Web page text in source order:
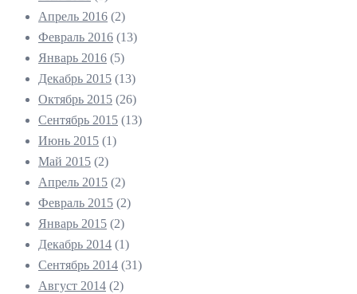
Апрель 2016 (2)
Февраль 2016 (13)
Январь 2016 (5)
Декабрь 2015 (13)
Октябрь 2015 (26)
Сентябрь 2015 (13)
Июнь 2015 (1)
Май 2015 (2)
Апрель 2015 (2)
Февраль 2015 (2)
Январь 2015 (2)
Декабрь 2014 (1)
Сентябрь 2014 (31)
Август 2014 (2)